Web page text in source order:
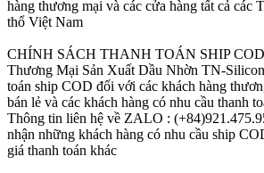
hàng thương mại và các cửa hàng tất cả các
thổ Việt Nam
CHÍNH SÁCH THANH TOÁN SHIP COD
Thương Mại Sản Xuất Dầu Nhờn TN-
toán ship COD đối với các khách hàng
bán lẻ và các khách hàng có nhu cầu thanh
Thông tin liên hệ về ZALO :
nhận những khách hàng có nhu cầu ship
giá thanh toán khác